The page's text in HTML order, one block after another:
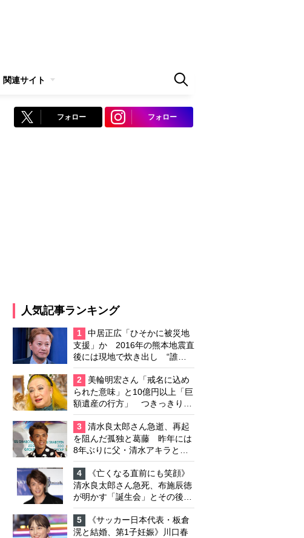
関連サイト
フォロー フォロー
人気記事ランキング
1
中居正広「ひそかに被災地
支援」か 2016年の熊本地震直
後には現地で炊き出し “誰に
も知られなくて良い”と、むし
ろ強まる福祉活動への思い
2
美輪明宏さん「戒名に込め
られた意味」と10億円以上「巨
額遺産の行方」 つきっきりで
私生活をサポートしていた元俳
優が相続か
3
清水良太郎さん急逝、再起
を阻んだ孤独と葛藤 昨年には
8年ぶりに父・清水アキラと共
演、本格的な活動再開に向かっ
ていたが…周囲が懸念していた
「不安定なところ」
4
《亡くなる直前にも笑顔》
清水良太郎さん急死、布施辰徳
が明かす「誕生会」とその後の
メッセージ
5
《サッカー日本代表・板倉
滉と結婚、第1子妊娠》川口春